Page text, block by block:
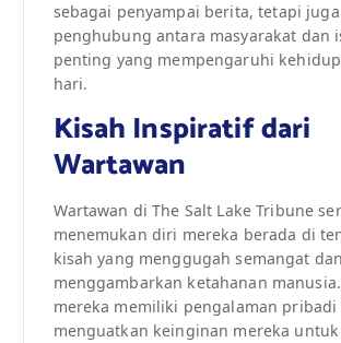
sebagai penyampai berita, tetapi
penghubung antara masyarakat dan
penting yang mempengaruhi
hari.
Kisah Inspiratif dari
Wartawan
Wartawan di The Salt Lake Tribune
menemukan diri mereka berada di
kisah yang menggugah semangat dan
menggambarkan ketahanan
mereka memiliki pengalaman pribadi
menguatkan keinginan mereka untuk